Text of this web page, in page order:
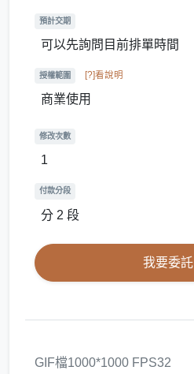
預計交期
可以先詢問目前排單時間
授權範圍 [?]看說明
商業使用
修改次數
1
付款分段
分 2 段
我要委託
GIF檔1000*1000 FPS32